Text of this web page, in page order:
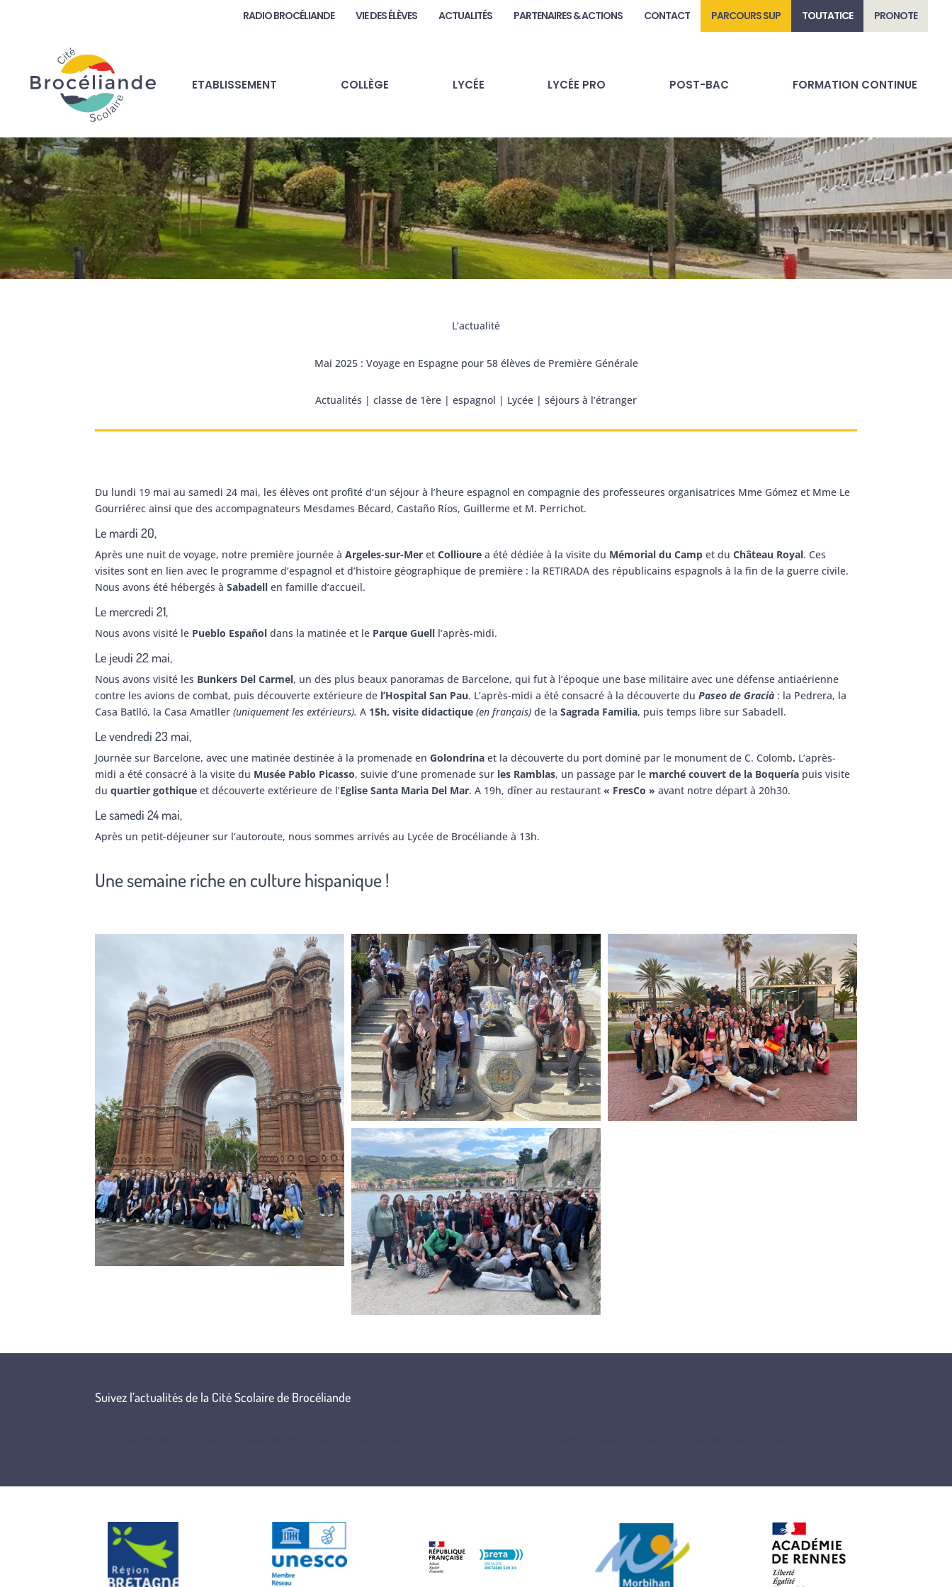
RADIO BROCÉLIANDE VIE DES ÉLÈVES ACTUALITÉS PARTENAIRES & ACTIONS CONTACT PARCOURS SUP TOUTATICE PRONOTE
ETABLISSEMENT COLLÈGE LYCÉE LYCÉE PRO POST-BAC FORMATION CONTINUE
L’actualité
Mai 2025 : Voyage en Espagne pour 58 élèves de Première Générale
Actualités | classe de 1ère | espagnol | Lycée | séjours à l’étranger
Du lundi 19 mai au samedi 24 mai, les élèves ont profité d’un séjour à l’heure espagnol en compagnie des professeures organisatrices Mme Gómez et Mme Le
Gourriérec ainsi que des accompagnateurs Mesdames Bécard, Castaño Ríos, Guillerme et M. Perrichot.
Le mardi 20,
Après une nuit de voyage, notre première journée àArgeles-sur-Mer etCollioure a été dédiée à la visite du Mémorial du Camp et duChâteau Royal. Ces
visites sont en lien avec le programme d’espagnol et d’histoire géographique de première : la RETIRADA des républicains espagnols à la fin de la guerre civile.
Nous avons été hébergés àSabadell en famille d’accueil.
Le mercredi 21,
Nous avons visité le Pueblo Españoldans la matinée et le Parque Guell l’après-midi.
Le jeudi 22 mai,
Nous avons visité les Bunkers Del Carmel, un des plus beaux panoramas de Barcelone, qui fut à l’époque une base militaire avec une défense antiaérienne
contre les avions de combat, puis découverte extérieure de l’Hospital San Pau. L’après-midi a été consacré à la découverte duPaseo de Gracià : la Pedrera, la
Casa Batlló, la Casa Amatller(uniquement les extérieurs).A 15h, visite didactique(en français)de laSagrada Familia, puis temps libre sur Sabadell.
Le vendredi 23 mai,
Journée sur Barcelone, avec une matinée destinée à la promenade enGolondrinaet la découverte du port dominé par le monument de C. Colomb. L’après-
midi a été consacré à la visite du Musée Pablo Picasso, suivie d’une promenade sur les Ramblas, un passage par le marché couvert de la Boquería puis visite
duquartier gothique et découverte extérieure de l’Eglise Santa Maria Del Mar. A 19h, dîner au restaurant « FresCo »avant notre départ à 20h30.
Le samedi 24 mai,
Après un petit-déjeuner sur l’autoroute, nous sommes arrivés au Lycée de Brocéliande à 13h.
Une semaine riche en culture hispanique !
Suivez l’actualités de la Cité Scolaire de Brocéliande